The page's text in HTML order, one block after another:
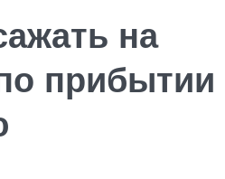
на
прибытии